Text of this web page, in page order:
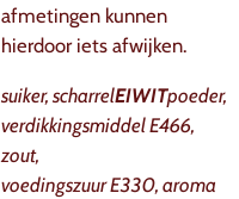
afmetingen kunnen
hierdoor iets afwijken.
suiker, scharrelEIWITpoeder,
verdikkingsmiddel E466,
zout,
voedingszuur E330, aroma